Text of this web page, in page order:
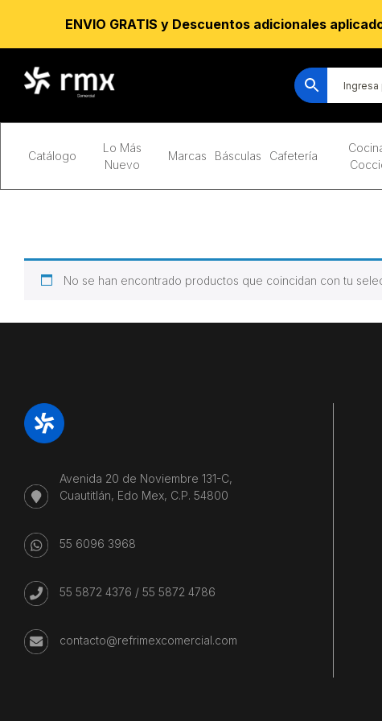
Catálogo
Lo Más
Nuevo
Marcas Básculas Cafetería
No se han encontrado productos que coincidan con tu
Avenida 20 de Noviembre 131-C,
Cuautitlán, Edo Mex, C.P. 54800
55 6096 3968
55 5872 4376 / 55 5872 4786
contacto@refrimexcomercial.com
ENVIO GRATIS y Descuentos adicionales